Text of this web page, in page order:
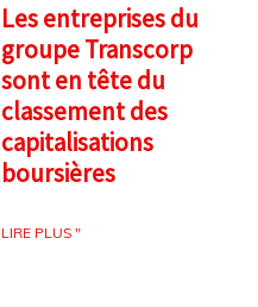
Les entreprises du
groupe Transcorp
sont en tête du
classement des
capitalisations
boursières
LIRE PLUS "